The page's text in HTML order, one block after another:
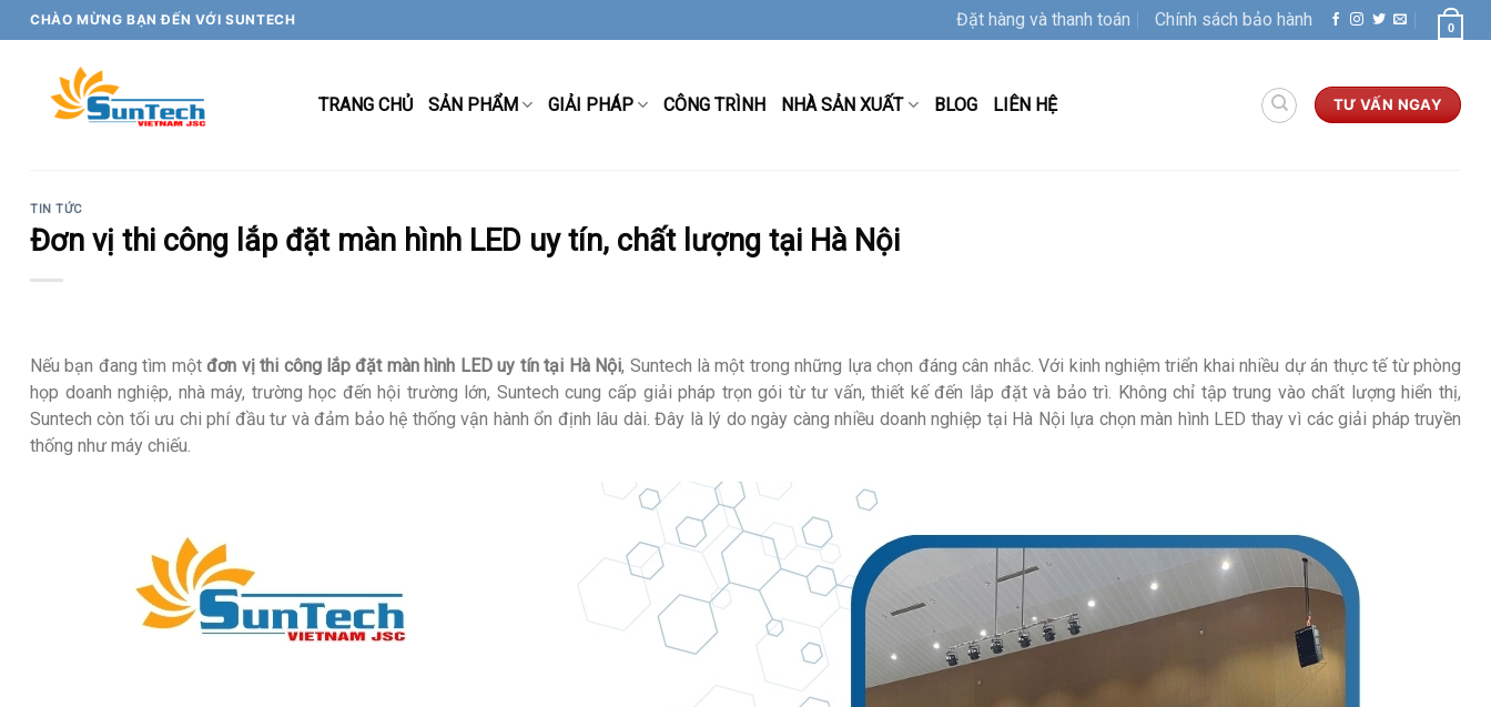
Skip
to
CHÀO MỪNG BẠN ĐẾN VỚI SUNTECH Đặt hàng và thanh toán Chính sách bảo hành 0
TRANG CHỦ SẢN PHẨM GIẢI PHÁP CÔNG TRÌNH NHÀ SẢN XUẤT BLOG LIÊN HỆ TƯ VẤN NGAY
TIN TỨC
Đơn vị thi công lắp đặt màn hình LED uy tín, chất lượng tại Hà Nội
Nếu bạn đang tìm mộtđơn vị thi công lắp đặt màn hình LED uy tín tại Hà Nội, Suntech là một trong những lựa chọn đáng cân nhắc. Với kinh nghiệm triển khai nhiều dự án thực tế từ phòng
họp doanh nghiệp, nhà máy, trường học đến hội trường lớn, Suntech cung cấp giải pháp trọn gói từ tư vấn, thiết kế đến lắp đặt và bảo trì. Không chỉ tập trung vào chất lượng hiển thị,
Suntech còn tối ưu chi phí đầu tư và đảm bảo hệ thống vận hành ổn định lâu dài. Đây là lý do ngày càng nhiều doanh nghiệp tại Hà Nội lựa chọn màn hình LED thay vì các giải pháp truyền
thống như máy chiếu.